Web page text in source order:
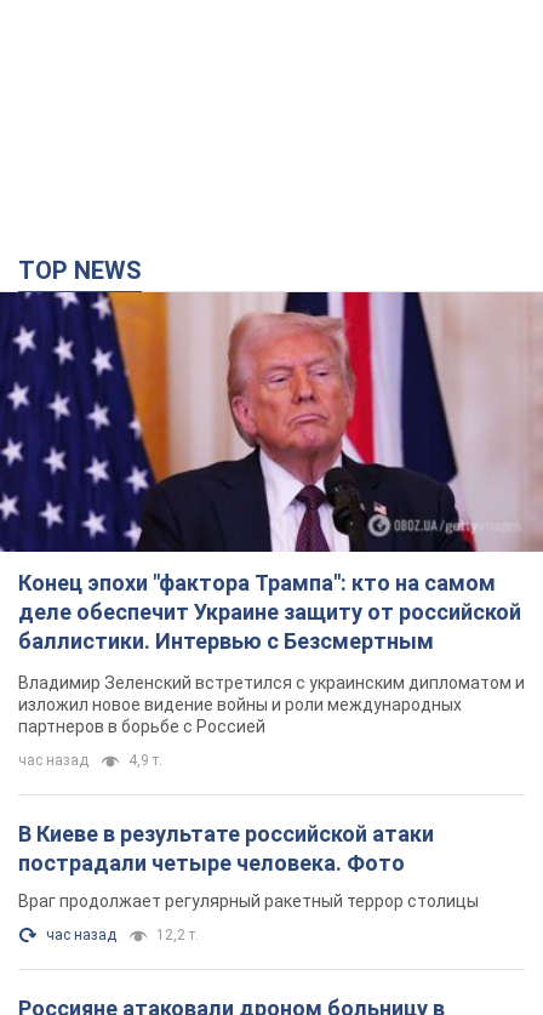
TOP NEWS
Конец эпохи "фактора Трампа": кто на самом
деле обеспечит Украине защиту от российской
баллистики. Интервью с Безсмертным
Владимир Зеленский встретился с украинским дипломатом и
изложил новое видение войны и роли международных
партнеров в борьбе с Россией
час назад 4,9 т.
В Киеве в результате российской атаки
пострадали четыре человека. Фото
Враг продолжает регулярный ракетный террор столицы
час назад 12,2 т.
Россияне атаковали дроном больницу в